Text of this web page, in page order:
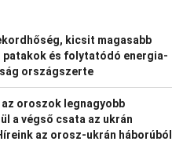
kicsit magasabb
patakok és folytatódó energia-
országszerte
oroszok legnagyobb
a végső csata az ukrán
az orosz-ukrán háborúból